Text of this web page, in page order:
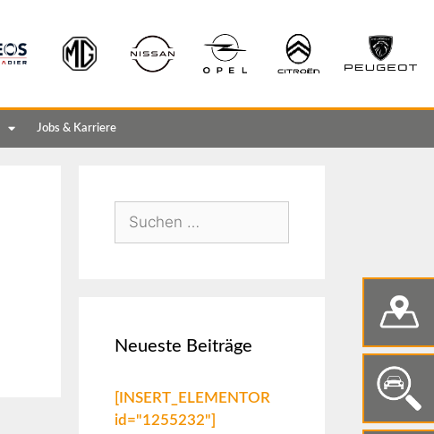
Jobs & Karriere
Neueste Beiträge
[INSERT_ELEMENTOR
id="1255232"]